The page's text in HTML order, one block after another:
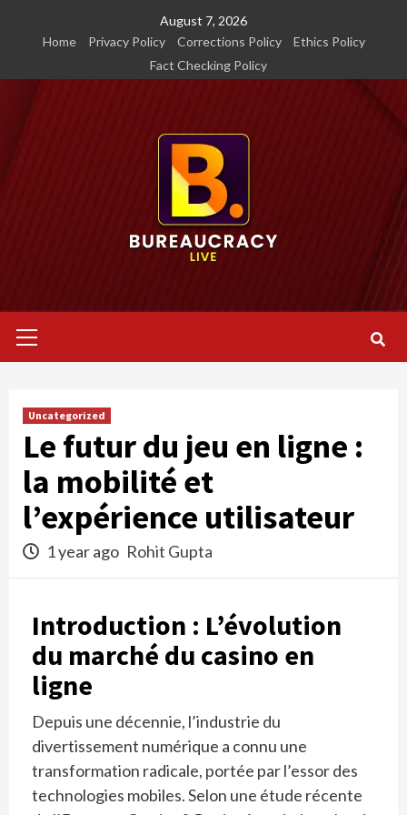
August 7, 2026
Home
Privacy Policy Corrections Policy
Ethics Policy
Fact Checking Policy
Menu
Uncategorized
Le futur du jeu en ligne :
la mobilité et
l’expérience utilisateur
1 year ago Rohit Gupta
Introduction : L’évolution
du marché du casino en
ligne
Depuis une décennie, l’industrie du
divertissement numérique a connu une
transformation radicale, portée par l’essor des
technologies mobiles. Selon une étude récente